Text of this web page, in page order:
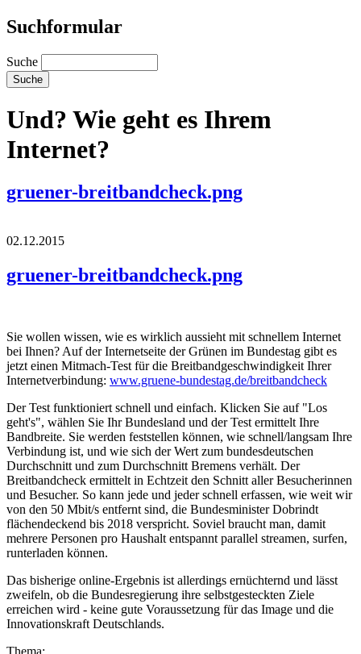
Suchformular
Suche
Und? Wie geht es Ihrem
Internet?
gruener-breitbandcheck.png
02.12.2015
gruener-breitbandcheck.png
Sie wollen wissen, wie es wirklich aussieht mit schnellem Internet
bei Ihnen? Auf der Internetseite der Grünen im Bundestag gibt es
jetzt einen Mitmach-Test für die Breitbandgeschwindigkeit Ihrer
Internetverbindung: www.gruene-bundestag.de/breitbandcheck
Der Test funktioniert schnell und einfach. Klicken Sie auf "Los
geht's", wählen Sie Ihr Bundesland und der Test ermittelt Ihre
Bandbreite. Sie werden feststellen können, wie schnell/langsam Ihre
Verbindung ist, und wie sich der Wert zum bundesdeutschen
Durchschnitt und zum Durchschnitt Bremens verhält. Der
Breitbandcheck ermittelt in Echtzeit den Schnitt aller Besucherinnen
und Besucher. So kann jede und jeder schnell erfassen, wie weit wir
von den 50 Mbit/s entfernt sind, die Bundesminister Dobrindt
flächendeckend bis 2018 verspricht. Soviel braucht man, damit
mehrere Personen pro Haushalt entspannt parallel streamen, surfen,
runterladen können.
Das bisherige online-Ergebnis ist allerdings ernüchternd und lässt
zweifeln, ob die Bundesregierung ihre selbstgesteckten Ziele
erreichen wird - keine gute Voraussetzung für das Image und die
Innovationskraft Deutschlands.
Thema: